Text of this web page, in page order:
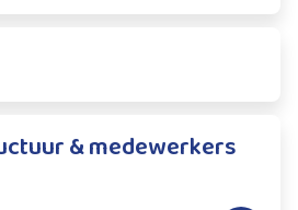
& medewerkers